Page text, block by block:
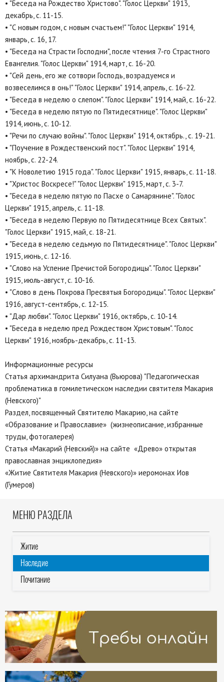
• "Беседа на Рождество Христово". "Голос Церкви" 1913,
декабрь, с. 11-15.
• "С новым годом, с новым счастьем!" "Голос Церкви" 1914,
январь, с. 16, 17.
• "Беседа на Страсти Господни", после чтения 7-го Страстного
Евангелия. "Голос Церкви" 1914, март, с. 16-20.
• "Сей день, его же сотвори Господь, возрадуемся и
возвеселимся в онь!" "Голос Церкви" 1914, апрель, с. 16-22.
• "Беседа в неделю о слепом". "Голос Церкви" 1914, май, с. 16-22.
• "Беседа в неделю пятую по Пятидесятнице". "Голос Церкви"
1914, июнь, с. 10-12.
• "Речи по случаю войны". "Голос Церкви" 1914, октябрь., с. 19-21.
• "Поучение в Рождественский пост". "Голос Церкви" 1914,
ноябрь, с. 22-24.
• "К Новолетию 1915 года". "Голос Церкви" 1915, январь, с. 11-18.
• "Христос Воскресе!" "Голос Церкви" 1915, март, с. 3-7.
• "Беседа в неделю пятую по Пасхе о Самарянине". "Голос
Церкви" 1915, апрель, с. 11-18.
• "Беседа в неделю Первую по Пятидесятнице Всех Святых".
"Голос Церкви" 1915, май, с. 18-21.
• "Беседа в неделю седьмую по Пятидесятнице". "Голос Церкви"
1915, июнь, с. 12-16.
• "Слово на Успение Пречистой Богородицы". "Голос Церкви"
1915, июль-август, с. 10-16.
• "Слово в день Покрова Пресвятыя Богородицы". "Голос Церкви"
1916, август-сентябрь, с. 12-15.
• "Дар любви". "Голос Церкви" 1916, октябрь, с. 10-14.
• "Беседа в неделю пред Рождеством Христовым". "Голос
Церкви" 1916, ноябрь-декабрь, с. 11-13.
Информационные ресурсы
Статья архимандрита Силуана (Вьюрова) "Педагогическая
проблематика в гомилетическом наследии святителя Макария
(Невского)"
Раздел, посвященный Святителю Макарию, на сайте
«Образование и Православие» (жизнеописание, избранные
труды, фотогалерея)
Статья «Макарий (Невский)» на сайте «Древо» открытая
православная энциклопедия»
«Житие Святителя Макария (Невского)» иеромонах Иов
(Гумеров)
МЕНЮ РАЗДЕЛА
Житие
Наследие
Почитание